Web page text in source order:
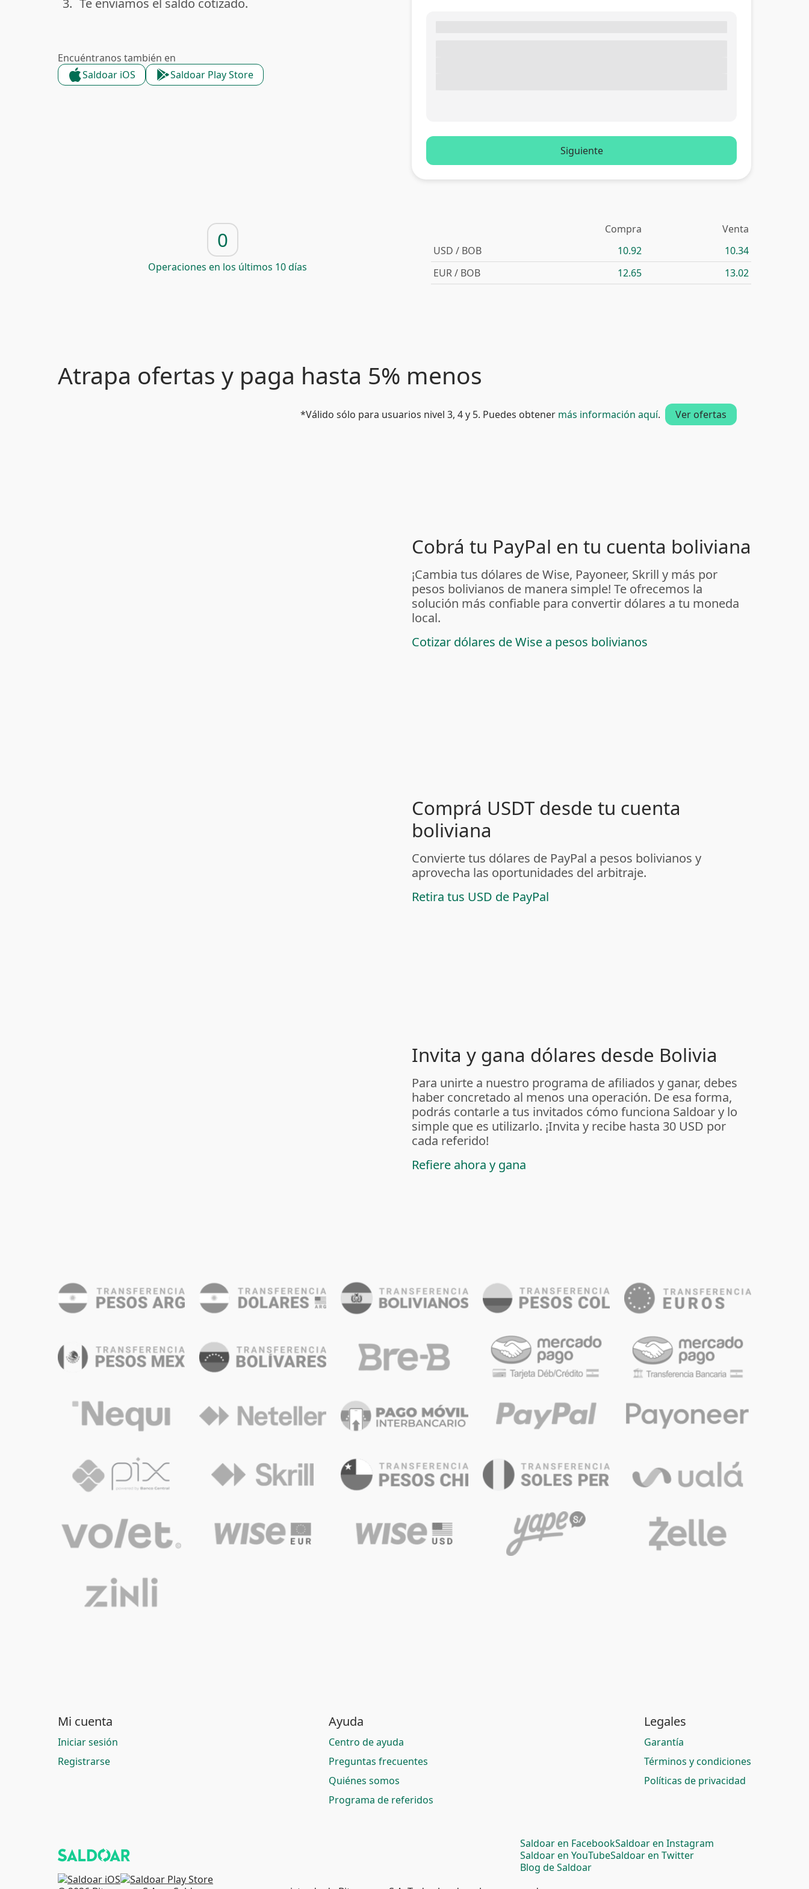
done
3. Te enviamos el saldo cotizado.
Encuéntranos también en
Saldoar iOS
Saldoar Play Store
Siguiente
0
Operaciones en los últimos 10 días
Compra
Venta
USD / BOB
10.92
10.34
EUR / BOB
12.65 13.02
Atrapa ofertas y paga hasta 5% menos
*Válido sólo para usuarios nivel 3, 4 y 5. Puedes obtener más información aquí. Ver ofertas
Cobrá tu PayPal en tu cuenta boliviana
¡Cambia tus dólares de Wise, Payoneer, Skrill y más por
pesos bolivianos de manera simple! Te ofrecemos la
solución más confiable para convertir dólares a tu moneda
local.
Cotizar dólares de Wise a pesos bolivianos
Comprá USDT desde tu cuenta
boliviana
Convierte tus dólares de PayPal a pesos bolivianos y
aprovecha las oportunidades del arbitraje.
Retira tus USD de PayPal
Invita y gana dólares desde Bolivia
Para unirte a nuestro programa de afiliados y ganar, debes
haber concretado al menos una operación. De esa forma,
podrás contarle a tus invitados cómo funciona Saldoar y lo
simple que es utilizarlo. ¡Invita y recibe hasta 30 USD por
cada referido!
Refiere ahora y gana
Mi cuenta
Iniciar sesión
Registrarse
Ayuda
Centro de ayuda
Preguntas frecuentes
Quiénes somos
Programa de referidos
Legales
Garantía
Términos y condiciones
Políticas de privacidad
Saldoar en FacebookSaldoar en Instagram
Saldoar en YouTubeSaldoar en Twitter
Blog de Saldoar